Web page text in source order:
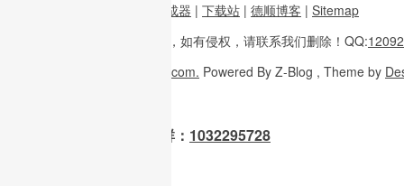
图片二维码生成器 | 下载站 | 德顺博客 | Sitemap
多整理于互联网， 如有侵权，请联系我们删除！ QQ:
W3H5.com. Powered By Z-Blog , Theme by
OpenClaw 龙虾交流群： 1032295728